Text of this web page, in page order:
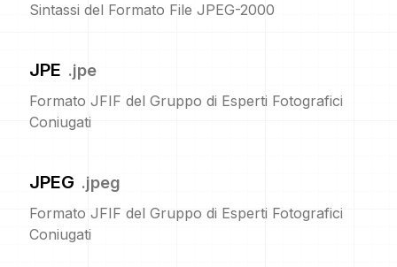
Sintassi del Formato File JPEG-2000
JPE .jpe
Formato JFIF del Gruppo di Esperti Fotografici
Coniugati
JPEG .jpeg
Formato JFIF del Gruppo di Esperti Fotografici
Coniugati